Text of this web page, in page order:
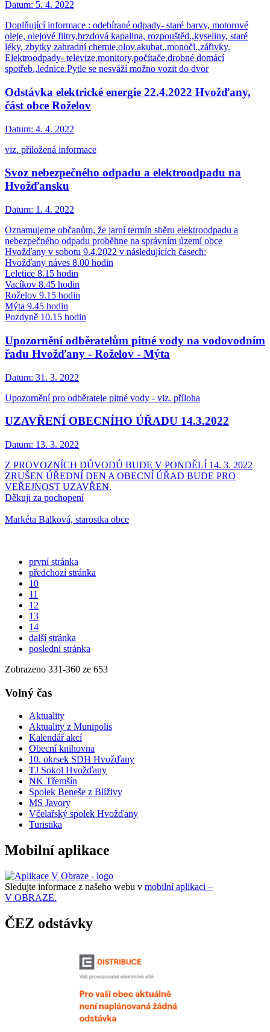
Datum: 5. 4. 2022
Doplňující informace : odebírané odpady- staré barvy, motorové
oleje, olejové filtry,brzdová kapalina, rozpouštěd.,kyseliny, staré
léky, zbytky zahradní chemie,olov.akubat.,monočl.,zářivky.
Elektroodpady- televize,monitory,počítače,drobné domácí
spotřeb.,lednice.Pytle se nesváží možno vozit do dvor
Odstávka elektrické energie 22.4.2022 Hvožďany,
část obce Roželov
Datum: 4. 4. 2022
viz. přiložená informace
Svoz nebezpečného odpadu a elektroodpadu na
Hvožďansku
Datum: 1. 4. 2022
Oznamujeme občanům, že jarní termín sběru elektroodpadu a
nebezpečného odpadu proběhne na správním území obce
Hvožďany v sobotu 9.4.2022 v následujících časech:
Hvožďany náves 8.00 hodin
Leletice 8.15 hodin
Vacíkov 8.45 hodin
Roželov 9.15 hodin
Mýta 9.45 hodin
Pozdyně 10.15 hodin
Upozornění odběratelům pitné vody na vodovodním
řadu Hvožďany - Roželov - Mýta
Datum: 31. 3. 2022
Upozornění pro odběratele pitné vody - viz. příloha
UZAVŘENÍ OBECNÍHO ÚŘADU 14.3.2022
Datum: 13. 3. 2022
Z PROVOZNÍCH DŮVODŮ BUDE V PONDĚLÍ 14. 3. 2022
ZRUŠEN ÚŘEDNÍ DEN A OBECNÍ ÚŘAD BUDE PRO
VEŘEJNOST UZAVŘEN.
Děkuji za pochopení
Markéta Balková, starostka obce
první stránka
předchozí stránka
10
11
12
13
14
další stránka
poslední stránka
Zobrazeno 331-360 ze 653
Volný čas
Aktuality
Aktuality z Munipolis
Kalendář akcí
Obecní knihovna
10. okrsek SDH Hvožďany
TJ Sokol Hvožďany
NK Třemšín
Spolek Beneše z Blíživy
MS Javory
Včelařský spolek Hvožďany
Turistika
Mobilní aplikace
Sledujte informace z našeho webu v mobilní aplikaci –
V OBRAZE.
ČEZ odstávky